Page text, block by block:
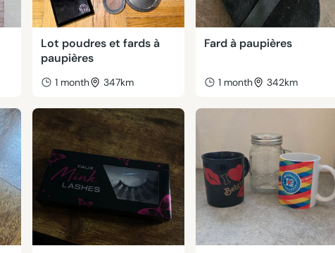
Lot poudres et fards à
paupières
1 month 347km
Fard à paupières
1 month 342km